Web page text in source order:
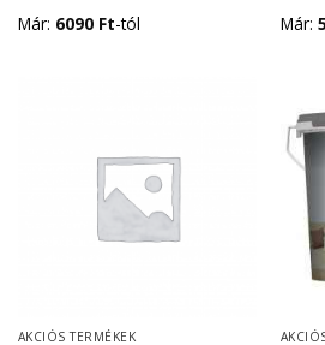
Már: 6090 Ft-tól
Már:
AKCIÓS TERMÉKEK